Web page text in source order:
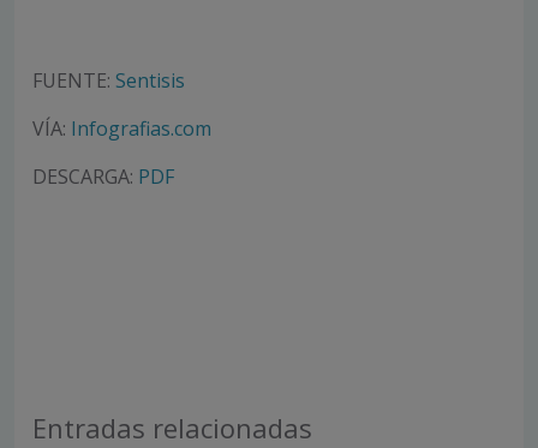
FUENTE: Sentisis
VÍA: Infografias.com
DESCARGA: PDF
Entradas relacionadas